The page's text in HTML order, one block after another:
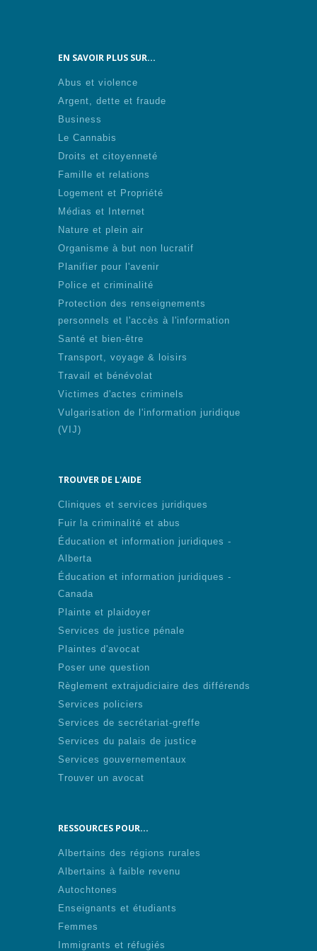
EN SAVOIR PLUS SUR...
Abus et violence
Argent, dette et fraude
Business
Le Cannabis
Droits et citoyenneté
Famille et relations
Logement et Propriété
Médias et Internet
Nature et plein air
Organisme à but non lucratif
Planifier pour l'avenir
Police et criminalité
Protection des renseignements
personnels et l'accès à l'information
Santé et bien-être
Transport, voyage & loisirs
Travail et bénévolat
Victimes d'actes criminels
Vulgarisation de l'information juridique
(VIJ)
TROUVER DE L'AIDE
Cliniques et services juridiques
Fuir la criminalité et abus
Éducation et information juridiques -
Alberta
Éducation et information juridiques -
Canada
Plainte et plaidoyer
Services de justice pénale
Plaintes d'avocat
Poser une question
Règlement extrajudiciaire des différends
Services policiers
Services de secrétariat-greffe
Services du palais de justice
Services gouvernementaux
Trouver un avocat
RESSOURCES POUR...
Albertains des régions rurales
Albertains à faible revenu
Autochtones
Enseignants et étudiants
Femmes
Immigrants et réfugiés